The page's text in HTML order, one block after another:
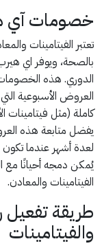
خصومات آي
تعتبر الفيتامينات
بالصحة، ويوفر اي
الدوري. هذه
العروض الأسبوعية
كاملة (مثل فيتامينات
يفضل متابعة هذه
لعدة أشهر عندما
يُمكن دمجه أحيانًا مع
الفيتامينات والمعادن.
طريقة
والفيتامينات